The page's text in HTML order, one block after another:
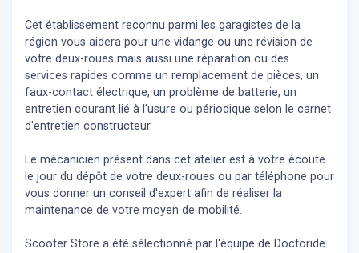
Cet établissement reconnu parmi les garagistes de la
région vous aidera pour une vidange ou une révision de
votre deux-roues mais aussi une réparation ou des
services rapides comme un remplacement de pièces, un
faux-contact électrique, un problème de batterie, un
entretien courant lié à l'usure ou périodique selon le carnet
d'entretien constructeur.
Le mécanicien présent dans cet atelier est à votre écoute
le jour du dépôt de votre deux-roues ou par téléphone pour
vous donner un conseil d'expert afin de réaliser la
maintenance de votre moyen de mobilité.
Scooter Store a été sélectionné par l'équipe de Doctoride